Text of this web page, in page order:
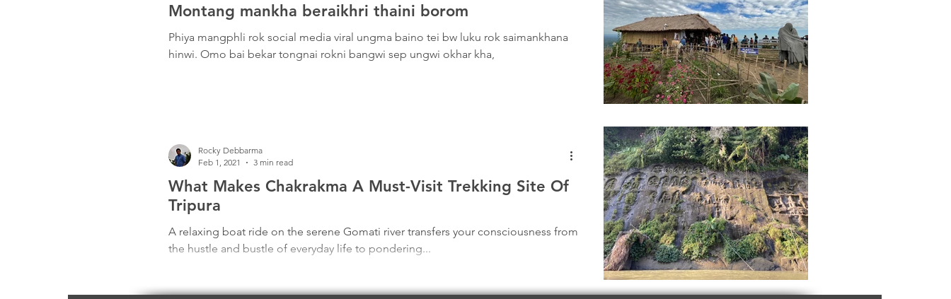
Montang mankha beraikhri thaini borom
Phiya mangphli rok social media viral ungma baino tei bw luku rok saimankhana
hinwi. Omo bai bekar tongnai rokni bangwi sep ungwi okhar kha,
What Makes Chakrakma A Must-Visit Trekking Site Of
Tripura
A relaxing boat ride on the serene Gomati river transfers your consciousness from
the hustle and bustle of everyday life to pondering...
Rocky Debbarma
Feb 1, 2021
3 min read